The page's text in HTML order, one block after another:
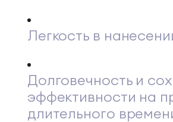
Легкость в
Долговечность и
эффективности на
длительного